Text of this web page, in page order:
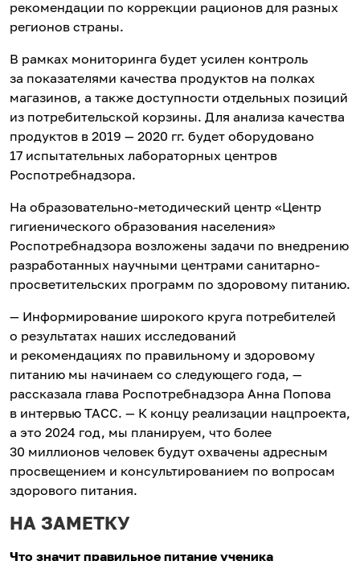
рекомендации по коррекции рационов для разных
регионов страны.
В рамках мониторинга будет усилен контроль
за показателями качества продуктов на полках
магазинов, а также доступности отдельных позиций
из потребительской корзины. Для анализа качества
продуктов в 2019 — 2020 гг. будет оборудовано
17 испытательных лабораторных центров
Роспотребнадзора.
На образовательно-методический центр «Центр
гигиенического образования населения»
Роспотребнадзора возложены задачи по внедрению
разработанных научными центрами санитарно-
просветительских программ по здоровому питанию.
— Информирование широкого круга потребителей
о результатах наших исследований
и рекомендациях по правильному и здоровому
питанию мы начинаем со следующего года, —
рассказала глава Роспотребнадзора Анна Попова
в интервью ТАСС. — К концу реализации нацпроекта,
а это 2024 год, мы планируем, что более
30 миллионов человек будут охвачены адресным
просвещением и консультированием по вопросам
здорового питания.
НА ЗАМЕТКУ
Что значит правильное питание ученика